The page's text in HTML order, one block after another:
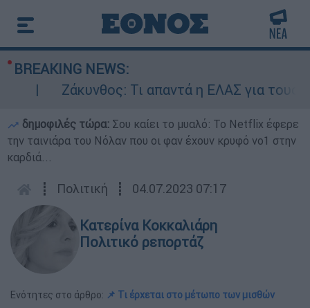
BREAKING NEWS:
Ζάκυνθος: Τι απαντά η ΕΛΑΣ για τους 8
δημοφιλές τώρα: Σου καίει το μυαλό: Το Netflix έφερε
την ταινιάρα του Νόλαν που οι φαν έχουν κρυφό νο1 στην
καρδιά...
┋ Πολιτική ┋ 04.07.2023 07:17
Κατερίνα Κοκκαλιάρη
Πολιτικό ρεπορτάζ
Ενότητες στο άρθρο: 📌 Τι έρχεται στο μέτωπο των μισθών